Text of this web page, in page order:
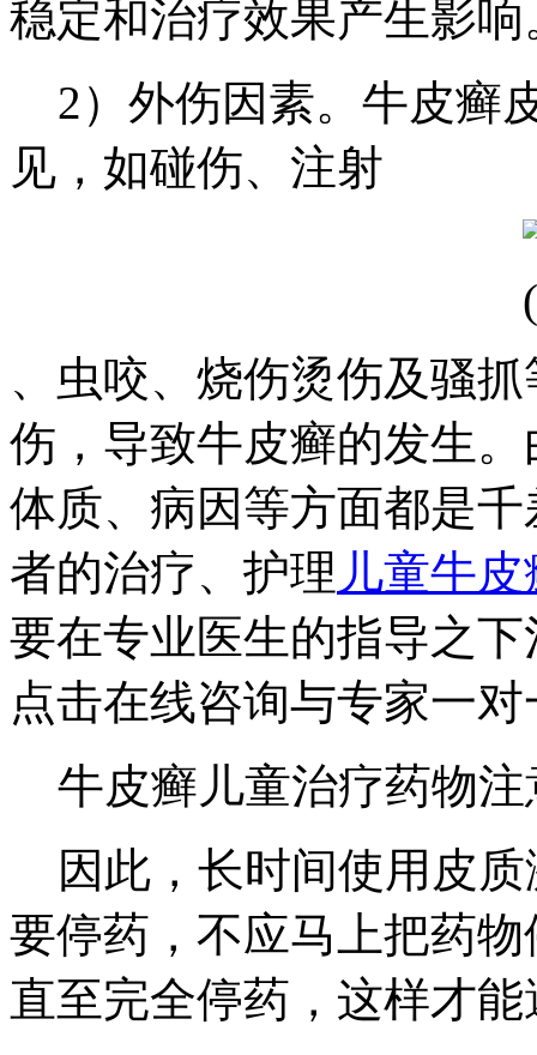
稳定和治疗效果产生影响
2）外伤因素。牛皮癣
见，如碰伤、注射
、虫咬、烧伤烫伤及骚
伤，导致牛皮癣的发生
体质、病因等方面都是
者的治疗、护理 儿童牛
要在专业医生的指导之
点击在线咨询与专家
牛皮癣儿童治疗药物注
因此，长时间使用皮质
要停药，不应马上把药
直至完全停药，这样才